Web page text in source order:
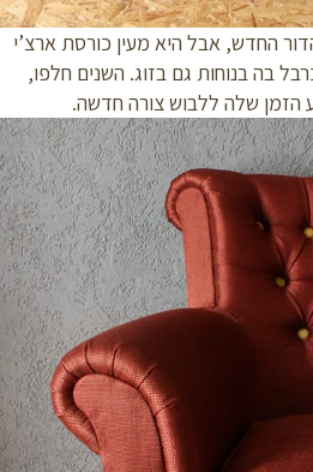
אבל היא מעין כורסת ארצ’י
בנוחות גם בזוג. השנים חלפו,
שלה ללבוש צורה חדשה.